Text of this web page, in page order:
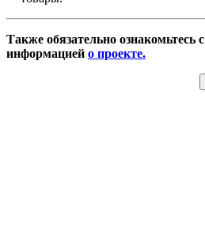
Также обязательно ознакомьтесь с
информацией о проекте.